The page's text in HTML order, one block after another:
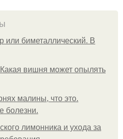
биметаллический. В
вишня может опылять
малины, что это.
болезни.
лимонника и ухода за